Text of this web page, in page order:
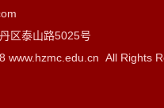
区泰山路5025号
www.hzmc.edu.cn All Rights